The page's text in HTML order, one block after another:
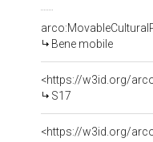
Bene mobile
<https://w3id.org/
S17
<https://w3id.org/